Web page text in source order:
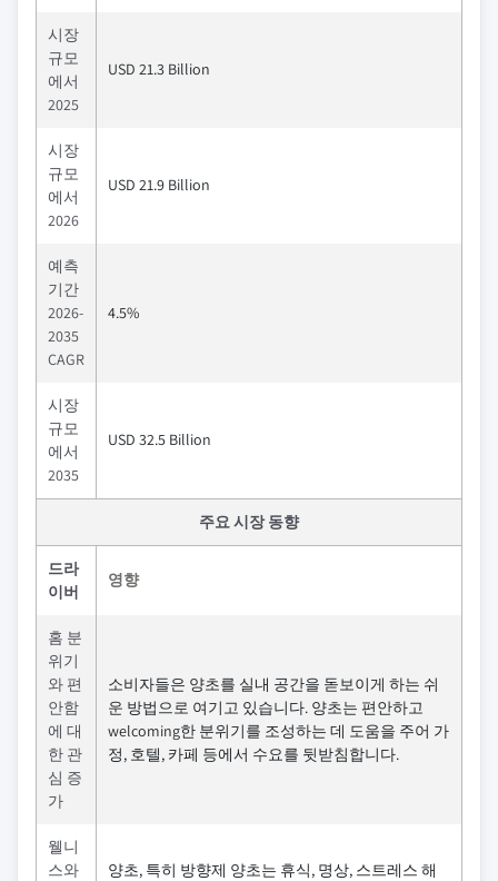
시장
규모
에서
2025
USD 21.3 Billion
시장
규모
에서
2026
USD 21.9 Billion
예측
기간
2026-
2035
CAGR
4.5%
시장
규모
에서
2035
USD 32.5 Billion
주요 시장 동향
드라
이버
영향
홈 분
위기
와 편
안함
에 대
한 관
심 증
가
소비자들은 양초를 실내 공간을 돋보이게 하는 쉬
운 방법으로 여기고 있습니다. 양초는 편안하고
welcoming한 분위기를 조성하는 데 도움을 주어 가
정, 호텔, 카페 등에서 수요를 뒷받침합니다.
웰니
스와
양초, 특히 방향제 양초는 휴식, 명상, 스트레스 해